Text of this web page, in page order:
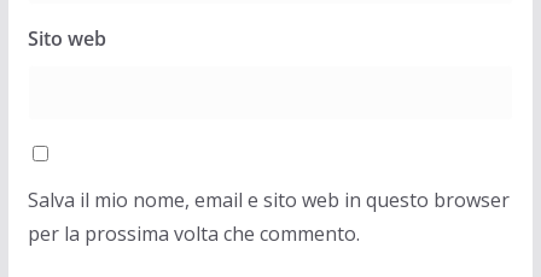
Sito web
Salva il mio nome, email e sito web in questo browser
per la prossima volta che commento.